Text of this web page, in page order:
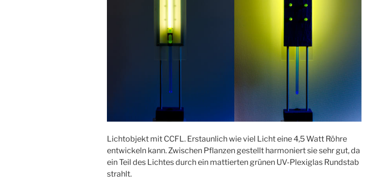
Lichtobjekt mit CCFL. Erstaunlich wie viel Licht eine 4,5 Watt Röhre
entwickeln kann. Zwischen Pflanzen gestellt harmoniert sie sehr gut, da
ein Teil des Lichtes durch ein mattierten grünen UV-Plexiglas Rundstab
strahlt.